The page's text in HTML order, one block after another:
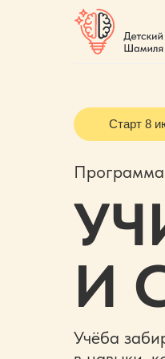
И
Учёба
Программа
Старт 8